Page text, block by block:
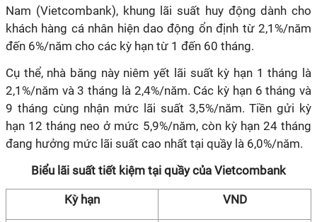
Nam (Vietcombank), khung lãi suất huy động dành cho
khách hàng cá nhân hiện dao động ổn định từ 2,1%/năm
đến 6%/năm cho các kỳ hạn từ 1 đến 60 tháng.
Cụ thể, nhà băng này niêm yết lãi suất kỳ hạn 1 tháng là
2,1%/năm và 3 tháng là 2,4%/năm. Các kỳ hạn 6 tháng và
9 tháng cùng nhận mức lãi suất 3,5%/năm. Tiền gửi kỳ
hạn 12 tháng neo ở mức 5,9%/năm, còn kỳ hạn 24 tháng
đang hưởng mức lãi suất cao nhất tại quầy là 6,0%/năm.
Biểu lãi suất tiết kiệm tại quầy của Vietcombank
Kỳ hạn VND